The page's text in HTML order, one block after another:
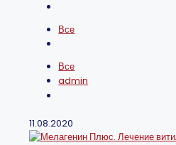
Все
Все
admin
11.08.2020